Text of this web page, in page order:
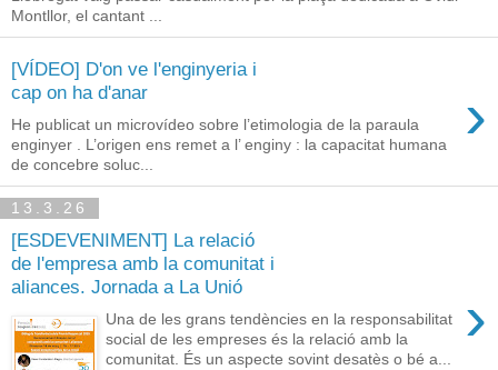
Montllor, el cantant ...
[VÍDEO] D'on ve l'enginyeria i
cap on ha d'anar
›
He publicat un microvídeo sobre l’etimologia de la paraula
enginyer . L’origen ens remet a l’ enginy : la capacitat humana
de concebre soluc...
13.3.26
[ESDEVENIMENT] La relació
de l'empresa amb la comunitat i
aliances. Jornada a La Unió
›
Una de les grans tendències en la responsabilitat
social de les empreses és la relació amb la
comunitat. És un aspecte sovint desatès o bé a...